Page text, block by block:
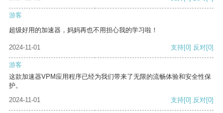
游客
超级好用的加速器，妈妈再也不用担心我的学习啦！
2024-11-01 支持[0] 反对[0]
游客
这款加速器VPM应用程序已经为我们带来了无限的流畅体验和安全性保
护。
2024-11-01
支持[0] 反对[0]